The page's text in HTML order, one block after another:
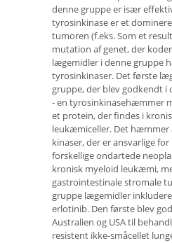
denne gruppe er især
tyrosinkinase er et
tumoren (f.eks. Som et
mutation af genet, der
lægemidler i denne gruppe
tyrosinkinaser. Det første
gruppe, der blev godkendt i
- en tyrosinkinasehæmmer
et protein, der findes i
leukæmiceller. Det
kinaser, der er ansvarlige
forskellige ondartede
kronisk myeloid leukæmi,
gastrointestinale stromale
gruppe lægemidler
erlotinib. Den første blev
Australien og USA til
resistent ikke-småcellet